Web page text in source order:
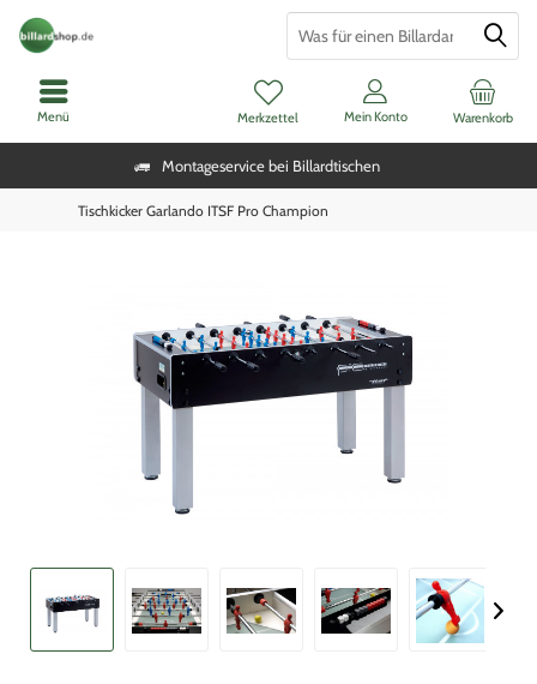
Montageservice bei Billardtischen
Warenkorb
Merkzettel Mein Konto
Menü
Tischkicker Garlando ITSF Pro Champion